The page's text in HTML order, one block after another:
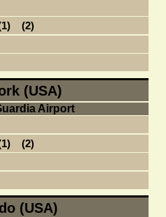
(2)
(USA)
Airport
(2)
(USA)